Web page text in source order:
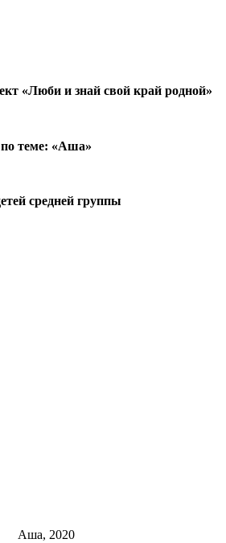
«Люби и знай свой край родной»
по теме: «Аша»
средней группы
Аша, 2020